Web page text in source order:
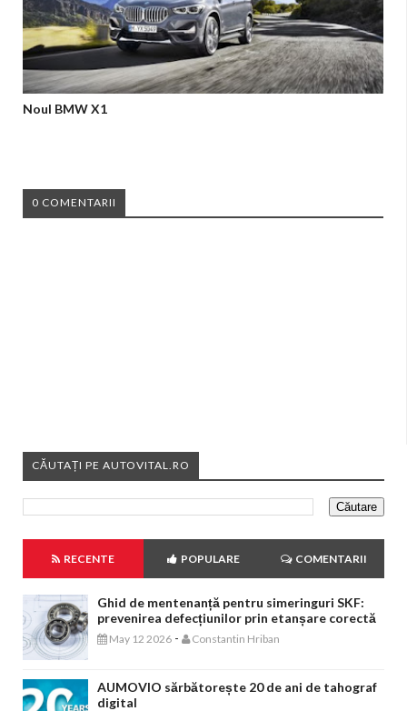
Noul BMW X1
0 COMENTARII
CĂUTAȚI PE AUTOVITAL.RO
RECENTE POPULARE COMENTARII
Ghid de mentenanță pentru simeringuri SKF:
prevenirea defecțiunilor prin etanșare corectă
May 12 2026 - Constantin Hriban
AUMOVIO sărbătorește 20 de ani de tahograf
digital